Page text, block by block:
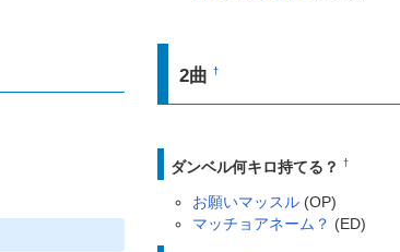
2曲†
ダンベル何キロ持てる？ †
お願いマッスル (OP)
マッチョアネーム？ (ED)